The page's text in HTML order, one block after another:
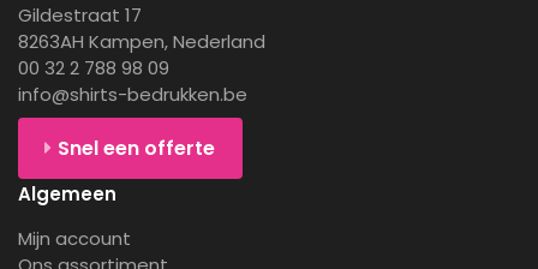
Gildestraat 17
8263AH Kampen, Nederland
00 32 2 788 98 09
info@shirts-bedrukken.be
Snel een offerte
Algemeen
Mijn account